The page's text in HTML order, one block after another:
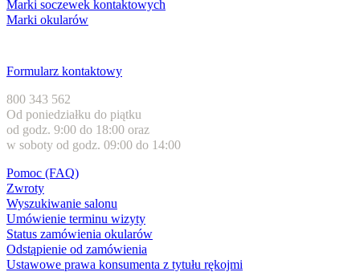
Marki soczewek kontaktowych
Marki okularów
Formularz kontaktowy
800 343 562
Od poniedziałku do piątku
od godz. 9:00 do 18:00 oraz
w soboty od godz. 09:00 do 14:00
Pomoc (FAQ)
Zwroty
Wyszukiwanie salonu
Umówienie terminu wizyty
Status zamówienia okularów
Odstąpienie od zamówienia
Ustawowe prawa konsumenta z tytułu rękojmi